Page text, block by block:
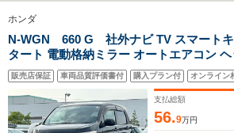
ホンダ
N-WGN 660 G 社外ナビ TV スマートキ
タート 電動格納ミラー オートエアコン
ライザー
販売店保証 車両品質評価書付 購入プラン付 オンライン
支払総額
56.9万円